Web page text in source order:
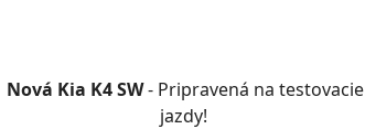
Nová Kia K4 SW- Pripravená na testovacie
jazdy!